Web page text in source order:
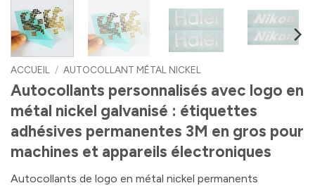
ACCUEIL / AUTOCOLLANT MÉTAL NICKEL
Autocollants personnalisés avec logo en
métal nickel galvanisé : étiquettes
adhésives permanentes 3M en gros pour
machines et appareils électroniques
Autocollants de logo en métal nickel permanents